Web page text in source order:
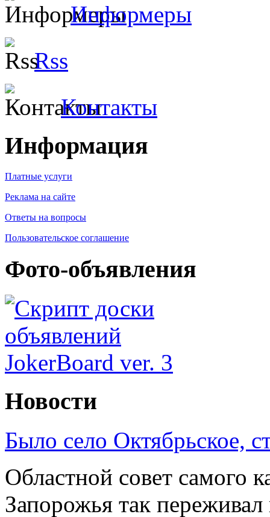
Информеры
Rss
Контакты
Информация
Платные услуги
Реклама на сайте
Ответы на вопросы
Пользовательское соглашение
Фото-объявления
Новости
Было село Октябрьское,
Областной совет самого
Запорожья так